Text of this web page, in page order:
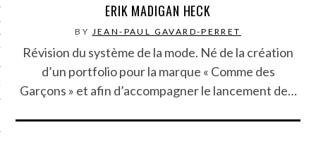
EN VOD
ERIK MADIGAN HECK
BY JEAN-PAUL GAVARD-PERRET
Révision du système de la mode. Né de la création
d’un portfolio pour la marque « Comme des
Garçons » et afin d’accompagner le lancement de…